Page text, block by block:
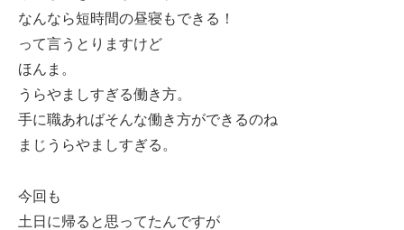
なんなら短時間の昼寝もできる！
って言うとりますけど
ほんま。
うらやましすぎる働き方。
手に職あればそんな働き方ができるのね
まじうらやましすぎる。
今回も
土日に帰ると思ってたんですが